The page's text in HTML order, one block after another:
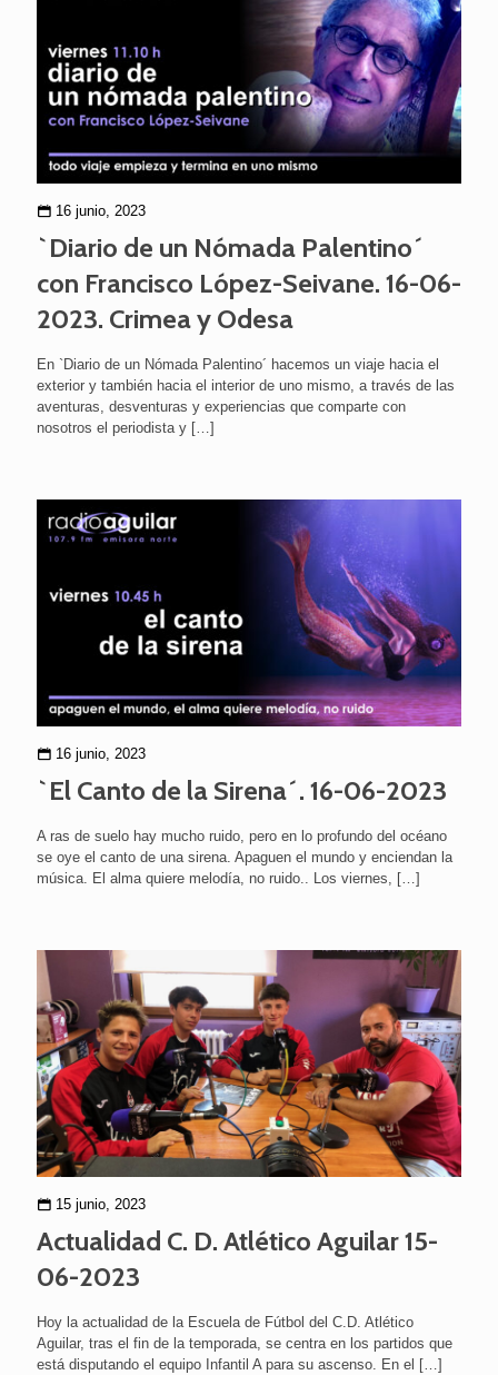
16 junio, 2023
`Diario de un Nómada Palentino´
con Francisco López-Seivane. 16-06-
2023. Crimea y Odesa
En `Diario de un Nómada Palentino´ hacemos un viaje hacia el
exterior y también hacia el interior de uno mismo, a través de las
aventuras, desventuras y experiencias que comparte con
nosotros el periodista y […]
16 junio, 2023
`El Canto de la Sirena´. 16-06-2023
A ras de suelo hay mucho ruido, pero en lo profundo del océano
se oye el canto de una sirena. Apaguen el mundo y enciendan la
música. El alma quiere melodía, no ruido.. Los viernes,
[…]
15 junio, 2023
Actualidad C. D. Atlético Aguilar 15-
06-2023
Hoy la actualidad de la Escuela de Fútbol del C.D. Atlético
Aguilar, tras el fin de la temporada, se centra en los partidos que
está disputando el equipo Infantil A para su ascenso. En el […]